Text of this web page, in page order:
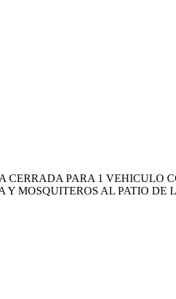
PARA 1 VEHICULO
MOSQUITEROS AL PATIO